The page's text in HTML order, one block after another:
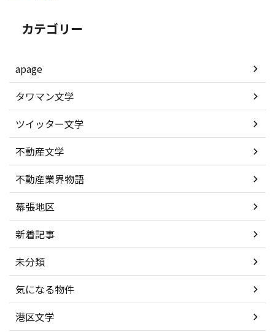
カテゴリー
apage
タワマン文学
ツイッター文学
不動産文学
不動産業界物語
幕張地区
新着記事
未分類
気になる物件
港区文学